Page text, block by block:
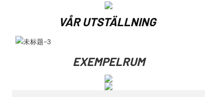
VÅR UTSTÄLLNING
EXEMPELRUM